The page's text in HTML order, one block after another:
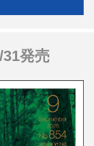
31発売